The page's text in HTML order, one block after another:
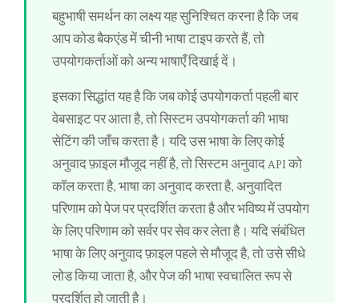
बहुभाषी समर्थन का लक्ष्य यह सुनिश्चित करना है कि जब
आप कोड बैकएंड में चीनी भाषा टाइप करते हैं, तो
उपयोगकर्ताओं को अन्य भाषाएँ दिखाई दें।
इसका सिद्धांत यह है कि जब कोई उपयोगकर्ता पहली बार
वेबसाइट पर आता है, तो सिस्टम उपयोगकर्ता की भाषा
सेटिंग की जाँच करता है। यदि उस भाषा के लिए कोई
अनुवाद फ़ाइल मौजूद नहीं है, तो सिस्टम अनुवाद API को
कॉल करता है, भाषा का अनुवाद करता है, अनुवादित
परिणाम को पेज पर प्रदर्शित करता है और भविष्य में उपयोग
के लिए परिणाम को सर्वर पर सेव कर लेता है। यदि संबंधित
भाषा के लिए अनुवाद फ़ाइल पहले से मौजूद है, तो उसे सीधे
लोड किया जाता है, और पेज की भाषा स्वचालित रूप से
प्रदर्शित हो जाती है।